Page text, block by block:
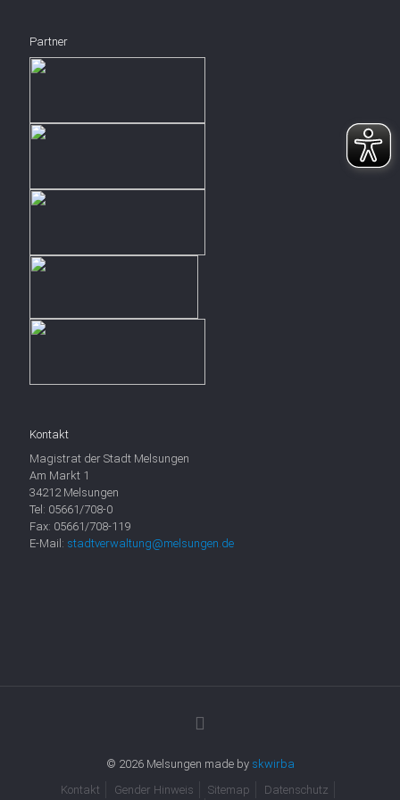
Partner
Kontakt
Magistrat der Stadt Melsungen
Am Markt 1
34212 Melsungen
Tel: 05661/708-0
Fax: 05661/708-119
E-Mail: stadtverwaltung@melsungen.de
© 2026 Melsungen made by skwirba
Kontakt
Gender Hinweis Sitemap Datenschutz